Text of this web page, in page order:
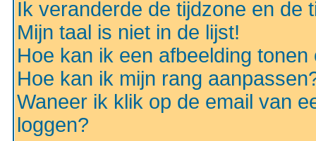
Ik veranderde de tijdzone en de
Mijn taal is niet in de lijst!
Hoe kan ik een afbeelding
Hoe kan ik mijn rang
Waneer ik klik op de email van
loggen?